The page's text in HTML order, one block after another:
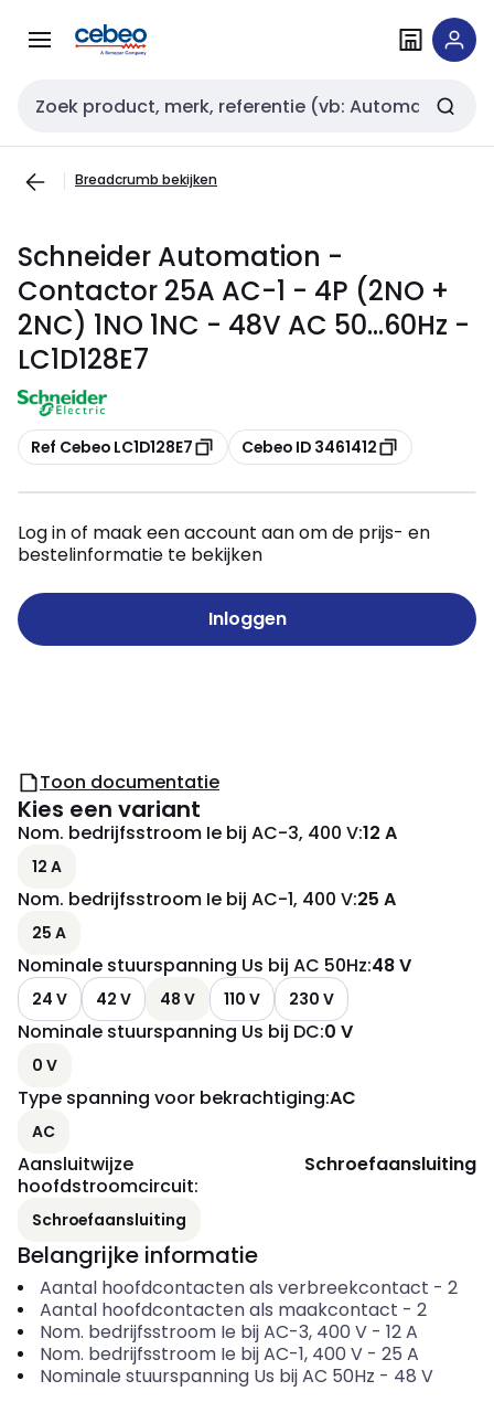
naar
naar
Zoekveld invoer
Breadcrumb bekijken
Schneider Automation -
Contactor 25A AC-1 - 4P (2NO +
2NC) 1NO 1NC - 48V AC 50...60Hz -
LC1D128E7
Kopiëren
Ref Cebeo LC1D128E7 Kopiëren
Cebeo ID 3461412
Log in of maak een account aan om de prijs- en
bestelinformatie te bekijken
Inloggen
Toon documentatie
Kies een variant
Nom. bedrijfsstroom Ie bij AC-3, 400 V:12 A
12 A
Nom. bedrijfsstroom Ie bij AC-1, 400 V:25 A
25 A
Nominale stuurspanning Us bij AC 50Hz:48 V
24 V 42 V 48 V 110 V 230 V
Nominale stuurspanning Us bij DC:0 V
0 V
Type spanning voor bekrachtiging:AC
AC
Aansluitwijze
hoofdstroomcircuit:
Schroefaansluiting
Schroefaansluiting
Belangrijke informatie
Aantal hoofdcontacten als verbreekcontact - 2
Aantal hoofdcontacten als maakcontact - 2
Nom. bedrijfsstroom Ie bij AC-3, 400 V- 12A
Nom. bedrijfsstroom Ie bij AC-1, 400 V- 25 A
Nominale stuurspanning Us bij AC 50Hz - 48 V